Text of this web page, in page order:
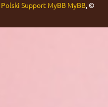
Polski Support MyBB MyBB, ©